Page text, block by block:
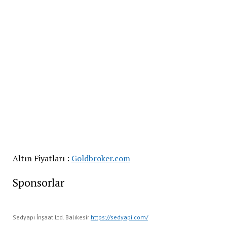
Altın Fiyatları : Goldbroker.com
Sponsorlar
Sedyapı İnşaat Ltd. Balıkesir https://sedyapi.com/